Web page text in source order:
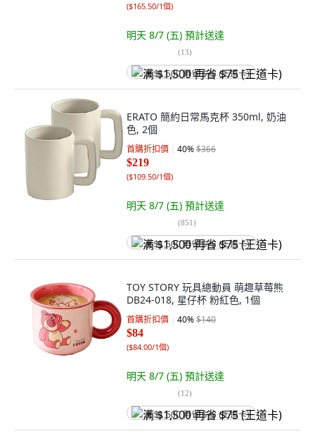
($165.50/1個)
明天 8/7 (五) 預計送達
(13)
满 $1,500 再省 $75 (王道卡)
ERATO 簡約日常馬克杯 350ml, 奶油
色, 2個
首購折扣價 40%$366
$219
($109.50/1個)
明天 8/7 (五) 預計送達
(851)
满 $1,500 再省 $75 (王道卡)
TOY STORY 玩具總動員 萌趣草莓熊
DB24-018, 星仔杯 粉紅色, 1個
首購折扣價 40%$140
$84
($84.00/1個)
明天 8/7 (五) 預計送達
(12)
满 $1,500 再省 $75 (王道卡)